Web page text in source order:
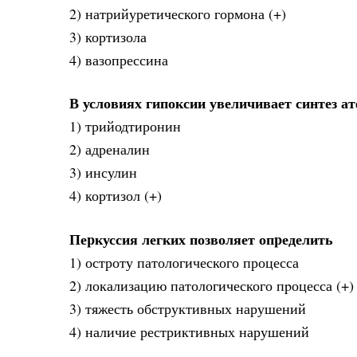
2) натрийуретического гормона (+)
3) кортизола
4) вазопрессина
В условиях гипоксии увеличивает синтез
1) трийодтиронин
2) адреналин
3) инсулин
4) кортизол (+)
Пеpкуссия легких позволяет опpеделить
1) остроту патологического процесса
2) локализацию патологического пpоцесса (+)
3) тяжесть обструктивных нарушений
4) наличие рестриктивных нарушений